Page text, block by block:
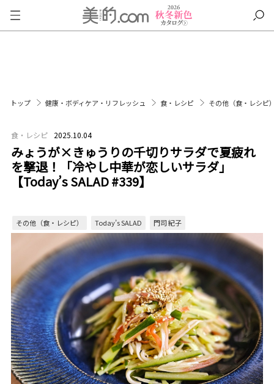
トップ 健康・ボディケア・リフレッシュ 食・レシピ その他（食・レシピ
食・レシピ 2025.10.04
みょうが×きゅうりの千切りサラダで夏疲れ
を撃退！「冷やし中華が恋しいサラダ」
【Today’s SALAD #339】
その他（食・レシピ） Today’s SALAD 門司 紀子